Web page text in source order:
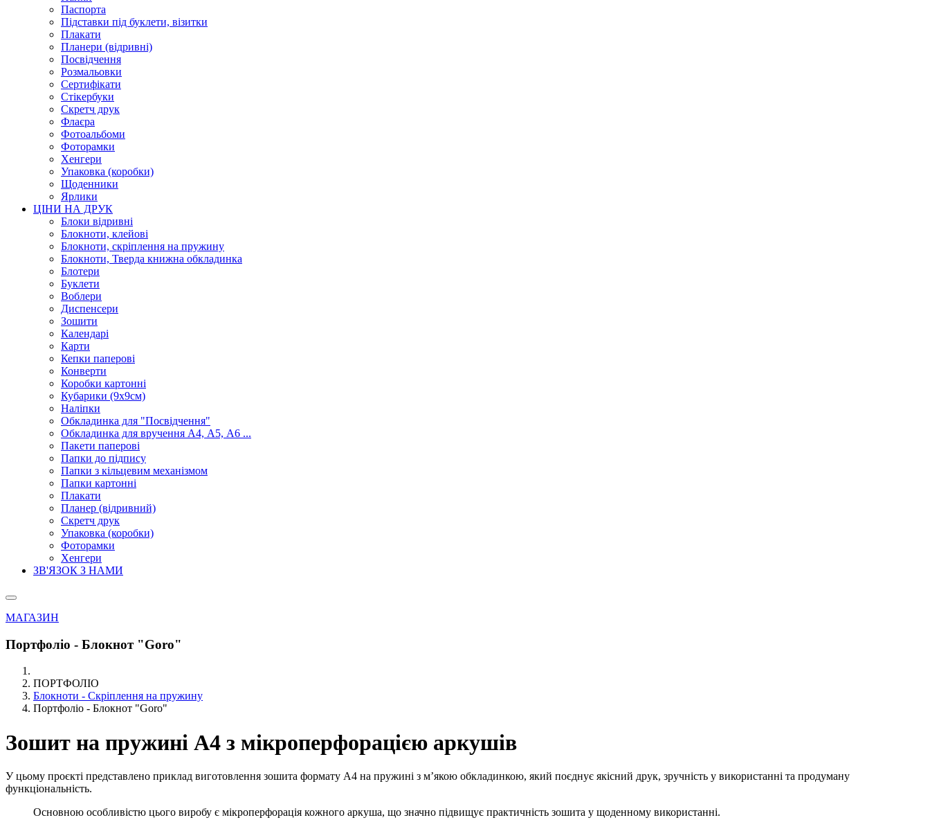
Паспорта
Підставки під буклети, візитки
Плакати
Планери (відривні)
Посвідчення
Розмальовки
Сертифікати
Стікербуки
Скретч друк
Флаєра
Фотоальбоми
Фоторамки
Хенгери
Упаковка (коробки)
Щоденники
Ярлики
ЦІНИ НА ДРУК
Блоки відривні
Блокноти, клейові
Блокноти, скріплення на пружину
Блокноти, Тверда книжна обкладинка
Блотери
Буклети
Воблери
Диспенсери
Зошити
Календарі
Карти
Кепки паперові
Конверти
Коробки картонні
Кубарики (9х9см)
Наліпки
Обкладинка для "Посвідчення"
Обкладинка для вручення А4, А5, А6 ...
Пакети паперові
Папки до підпису
Папки з кільцевим механізмом
Папки картонні
Плакати
Планер (відривний)
Скретч друк
Упаковка (коробки)
Фоторамки
Хенгери
ЗВ'ЯЗОК З НАМИ
МАГАЗИН
Портфоліо - Блокнот "Goro"
ПОРТФОЛІО
Блокноти - Скріплення на пружину
Портфоліо - Блокнот "Goro"
Зошит на пружині А4 з мікроперфорацією аркушів
У цьому проєкті представлено приклад виготовлення зошита формату А4 на пружині з м’якою обкладинкою, який поєднує якісний друк, зручність у використанні та продуману
функціональність.
Основною особливістю цього виробу є мікроперфорація кожного аркуша, що значно підвищує практичність зошита у щоденному використанні.